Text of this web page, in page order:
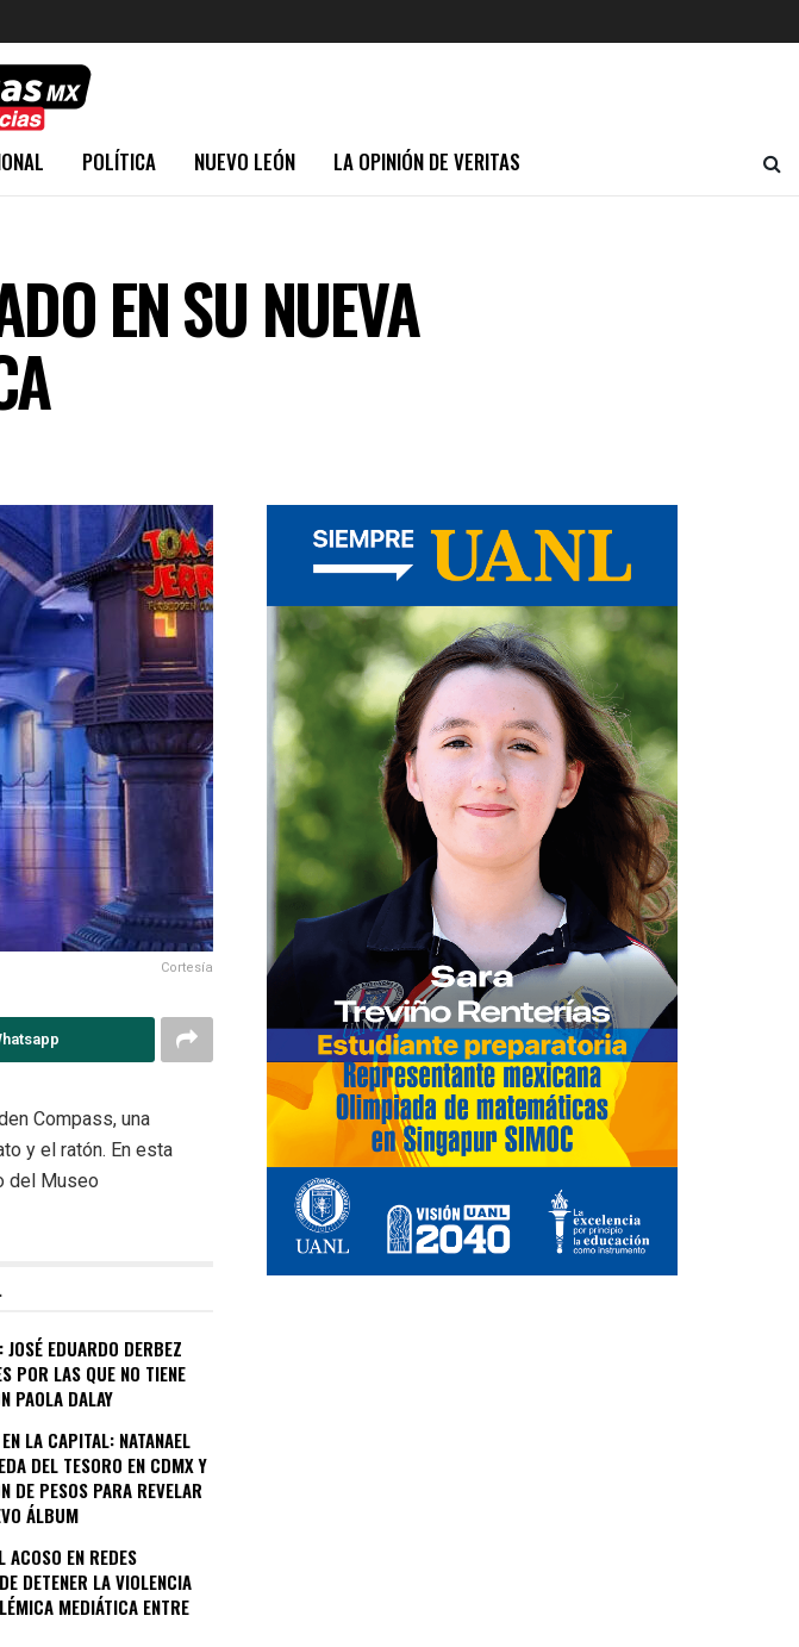
POLÍTICA NUEVO LEÓN LA OPINIÓN DE VERITAS
EN SU NUEVA
Cortesía
Compass, una
y el ratón. En esta
del Museo
JOSÉ EDUARDO DERBEZ
POR LAS QUE NO TIENE
PAOLA DALAY
LA CAPITAL: NATANAEL
DEL TESORO EN CDMX Y
DE PESOS PARA REVELAR
ÁLBUM
ACOSO EN REDES
DETENER LA VIOLENCIA
MEDIÁTICA ENTRE